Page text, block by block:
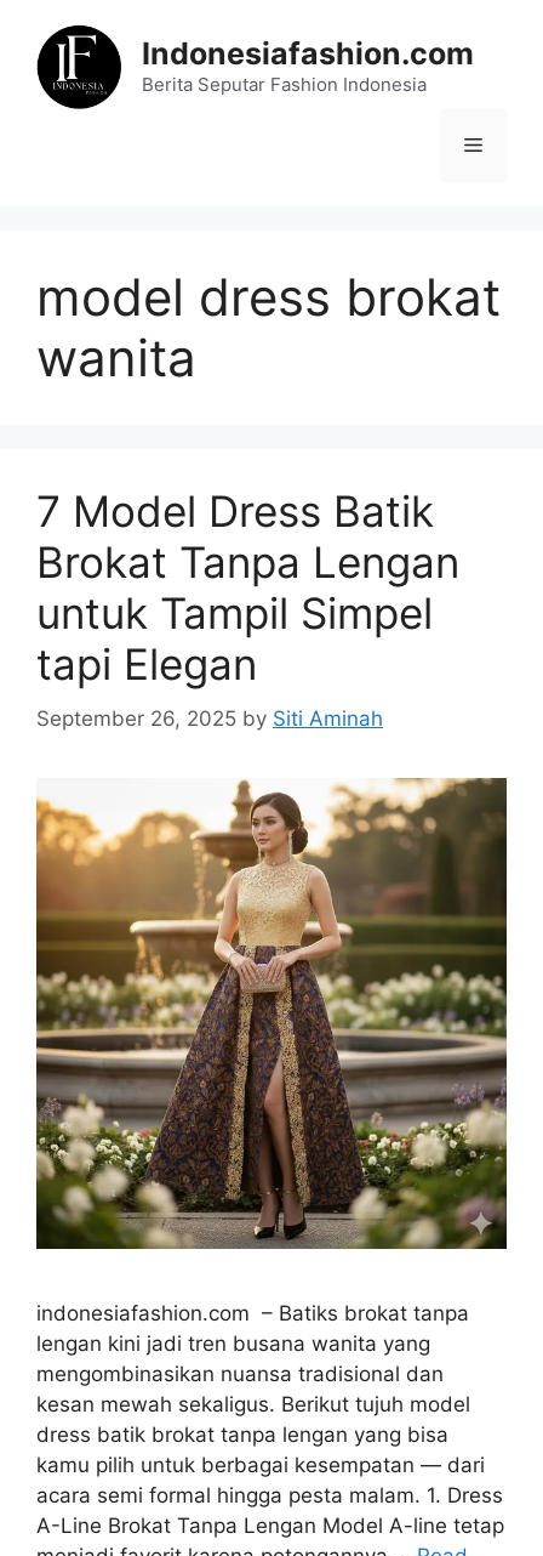
content
Indonesiafashion.com
Berita Seputar Fashion Indonesia
Menu
model dress brokat
wanita
7 Model Dress Batik
Brokat Tanpa Lengan
untuk Tampil Simpel
tapi Elegan
September 26, 2025 by Siti Aminah
indonesiafashion.com – Batiks brokat tanpa
lengan kini jadi tren busana wanita yang
mengombinasikan nuansa tradisional dan
kesan mewah sekaligus. Berikut tujuh model
dress batik brokat tanpa lengan yang bisa
kamu pilih untuk berbagai kesempatan — dari
acara semi formal hingga pesta malam. 1. Dress
A-Line Brokat Tanpa Lengan Model A-line tetap